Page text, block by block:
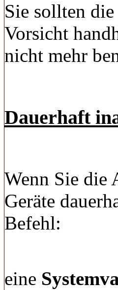
Sie sollten die
Vorsicht
nicht mehr
Dauerhaft
Wenn Sie die
Geräte
Befehl:
eine